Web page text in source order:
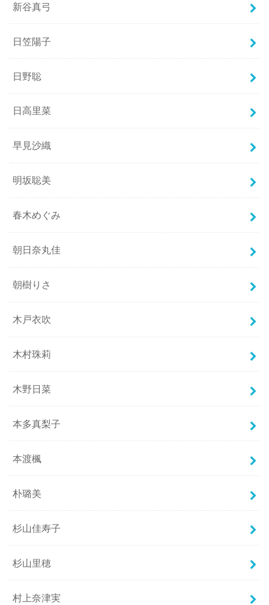
新谷真弓
日笠陽子
日野聡
日高里菜
早見沙織
明坂聡美
春木めぐみ
朝日奈丸佳
朝樹りさ
木戸衣吹
木村珠莉
木野日菜
本多真梨子
本渡楓
朴璐美
杉山佳寿子
杉山里穂
村上奈津実